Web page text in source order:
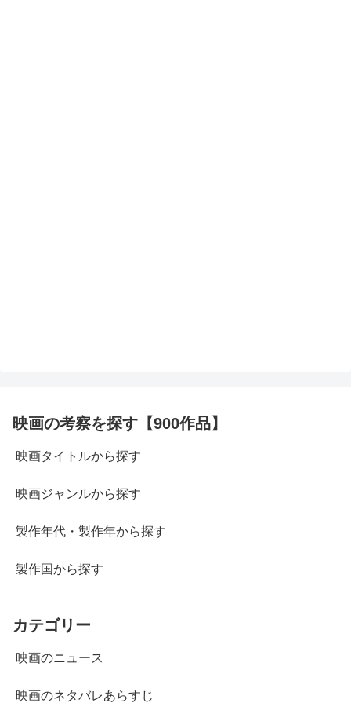
映画の考察を探す【900作品】
映画タイトルから探す
映画ジャンルから探す
製作年代・製作年から探す
製作国から探す
カテゴリー
映画のニュース
映画のネタバレあらすじ